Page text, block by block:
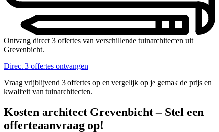
Ontvang direct 3 offertes van verschillende tuinarchitecten uit
Grevenbicht.
Direct 3 offertes ontvangen
Vraag vrijblijvend 3 offertes op en vergelijk op je gemak de prijs en
kwaliteit van tuinarchitecten.
Kosten architect Grevenbicht – Stel een
offerteaanvraag op!